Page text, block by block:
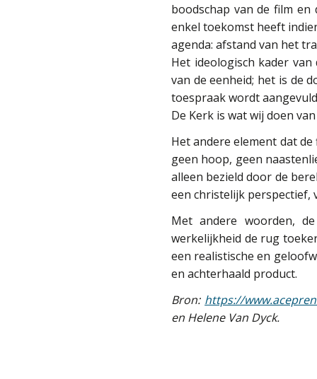
boodschap van de film
enkel toekomst heeft
agenda: afstand van het
Het ideologisch kader
van de eenheid; het is de
toespraak wordt
De Kerk is wat wij doen
Het andere element dat
geen hoop, geen
alleen bezield door de
een christelijk perspectief,
Met andere woorden,
werkelijkheid de rug
een realistische en
en achterhaald product.
Bron: https://
en Helene Van Dyck.